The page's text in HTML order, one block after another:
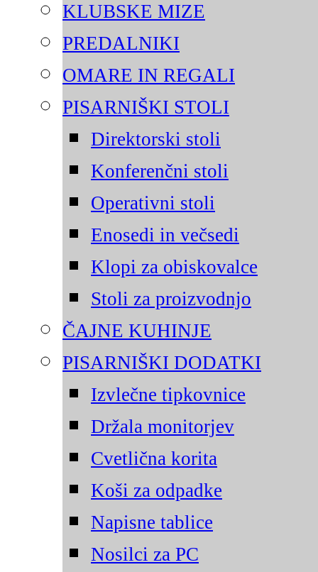
KLUBSKE MIZE
PREDALNIKI
OMARE IN REGALI
PISARNIŠKI STOLI
Direktorski stoli
Konferenčni stoli
Operativni stoli
Enosedi in večsedi
Klopi za obiskovalce
Stoli za proizvodnjo
ČAJNE KUHINJE
PISARNIŠKI DODATKI
Izvlečne tipkovnice
Držala monitorjev
Cvetlična korita
Koši za odpadke
Napisne tablice
Nosilci za PC